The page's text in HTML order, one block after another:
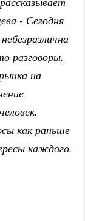
- Сегодня
разговоры,
на
как раньше
каждого.